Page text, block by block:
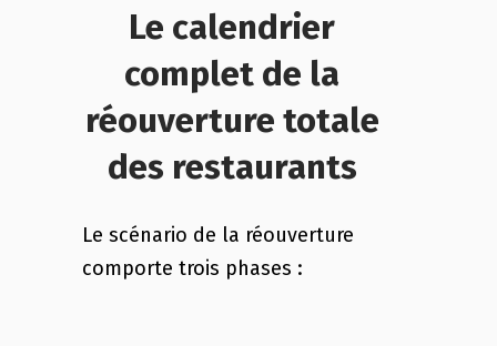
Le calendrier
complet de la
réouverture totale
des restaurants
Le scénario de la réouverture
comporte trois phases :